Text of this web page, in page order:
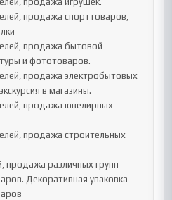
и фототоваров.
в магазины.
продажа различных групп
Декоративная упаковка